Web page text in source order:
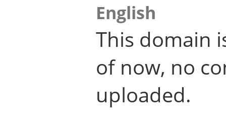
English
This domain
of now, no
uploaded.